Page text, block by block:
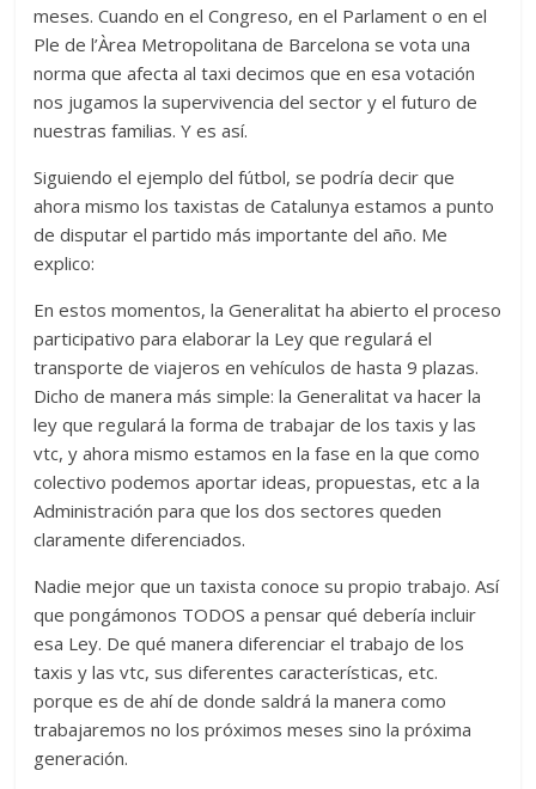
meses. Cuando en el Congreso, en el Parlament o en el
Ple de l’Àrea Metropolitana de Barcelona se vota una
norma que afecta al taxi decimos que en esa votación
nos jugamos la supervivencia del sector y el futuro de
nuestras familias. Y es así.
Siguiendo el ejemplo del fútbol, se podría decir que
ahora mismo los taxistas de Catalunya estamos a punto
de disputar el partido más importante del año. Me
explico:
En estos momentos, la Generalitat ha abierto el proceso
participativo para elaborar la Ley que regulará el
transporte de viajeros en vehículos de hasta 9 plazas.
Dicho de manera más simple: la Generalitat va hacer la
ley que regulará la forma de trabajar de los taxis y las
vtc, y ahora mismo estamos en la fase en la que como
colectivo podemos aportar ideas, propuestas, etc a la
Administración para que los dos sectores queden
claramente diferenciados.
Nadie mejor que un taxista conoce su propio trabajo. Así
que pongámonos TODOS a pensar qué debería incluir
esa Ley. De qué manera diferenciar el trabajo de los
taxis y las vtc, sus diferentes características, etc.
porque es de ahí de donde saldrá la manera como
trabajaremos no los próximos meses sino la próxima
generación.